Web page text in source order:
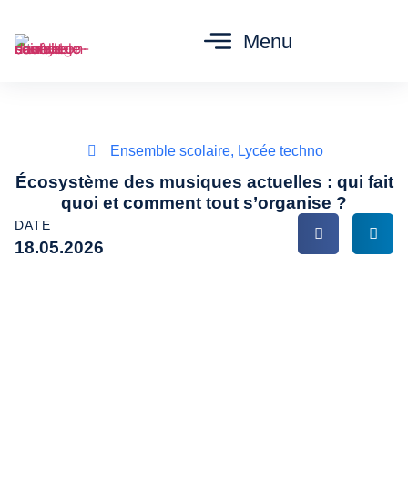
Menu
Ensemble scolaire, Lycée techno
Écosystème des musiques actuelles : qui fait
quoi et comment tout s’organise ?
DATE
18.05.2026